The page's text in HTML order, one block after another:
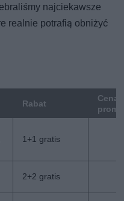
najciekawsze
realnie potrafią obniżyć
Rabat
Cena
1+1 gratis
2+2 gratis